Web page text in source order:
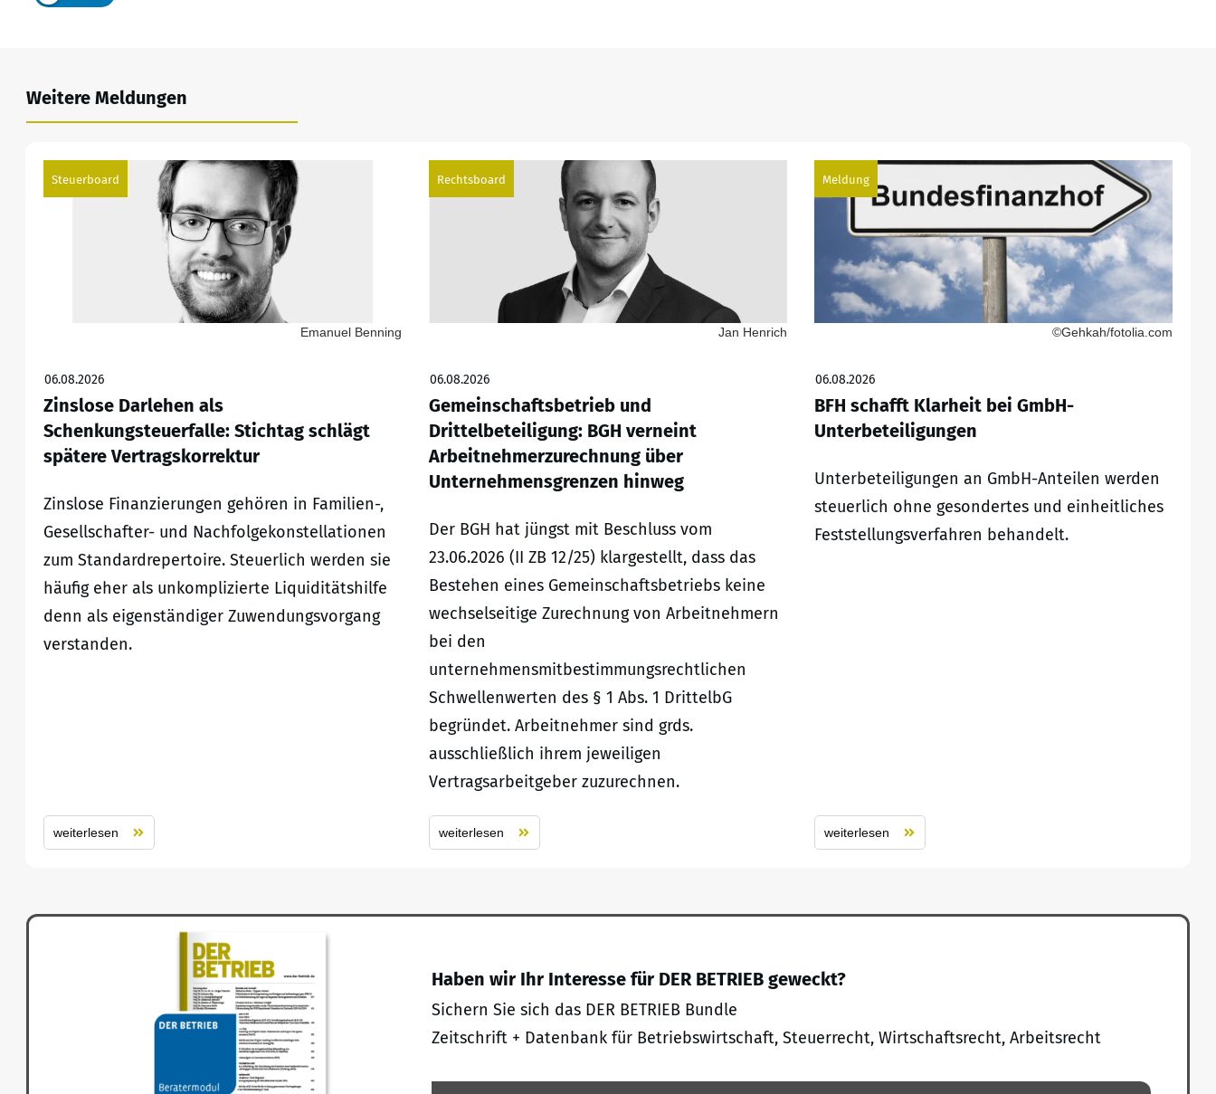
Weitere Meldungen
Steuerboard
Emanuel Benning
06.08.2026
Zinslose Darlehen als
Schenkungsteuerfalle: Stichtag schlägt
spätere Vertragskorrektur
Zinslose Finanzierungen gehören in Familien-,
Gesellschafter- und Nachfolgekonstellationen
zum Standardrepertoire. Steuerlich werden sie
häufig eher als unkomplizierte Liquiditätshilfe
denn als eigenständiger Zuwendungsvorgang
verstanden.
weiterlesen
Rechtsboard
Jan Henrich
06.08.2026
Gemeinschaftsbetrieb und
Drittelbeteiligung: BGH verneint
Arbeitnehmerzurechnung über
Unternehmensgrenzen hinweg
Der BGH hat jüngst mit Beschluss vom
23.06.2026 (II ZB 12/25) klargestellt, dass das
Bestehen eines Gemeinschaftsbetriebs keine
wechselseitige Zurechnung von Arbeitnehmern
bei den
unternehmensmitbestimmungsrechtlichen
Schwellenwerten des § 1 Abs. 1 DrittelbG
begründet. Arbeitnehmer sind grds.
ausschließlich ihrem jeweiligen
Vertragsarbeitgeber zuzurechnen.
weiterlesen
Meldung
©Gehkah/fotolia.com
06.08.2026
BFH schafft Klarheit bei GmbH-
Unterbeteiligungen
Unterbeteiligungen an GmbH-Anteilen werden
steuerlich ohne gesondertes und einheitliches
Feststellungsverfahren behandelt.
weiterlesen
Haben wir Ihr Interesse für DER BETRIEB geweckt?
Sichern Sie sich das DER BETRIEB Bundle
Zeitschrift + Datenbank für Betriebswirtschaft, Steuerrecht, Wirtschaftsrecht, Arbeitsrecht